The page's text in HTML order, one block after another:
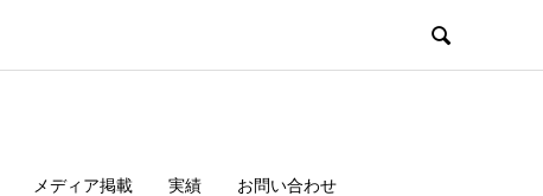

メディア掲載 実績 お問い合わせ